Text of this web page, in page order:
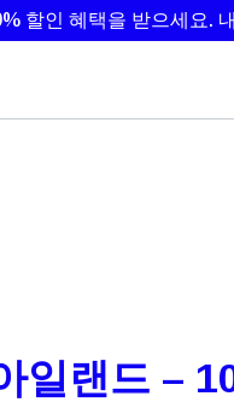
할인 혜택을 받으세요.
일랜드 –